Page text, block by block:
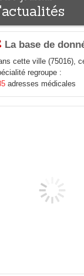
La base de
cette ville (75016),
regroupe :
adresses médicales